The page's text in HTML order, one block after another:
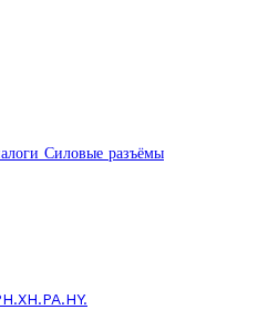
Силовые разъёмы